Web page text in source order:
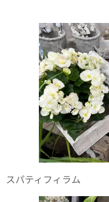
スパティフィラム